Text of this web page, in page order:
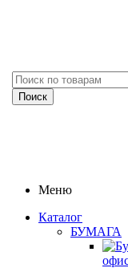
Меню
Каталог
БУМАГА